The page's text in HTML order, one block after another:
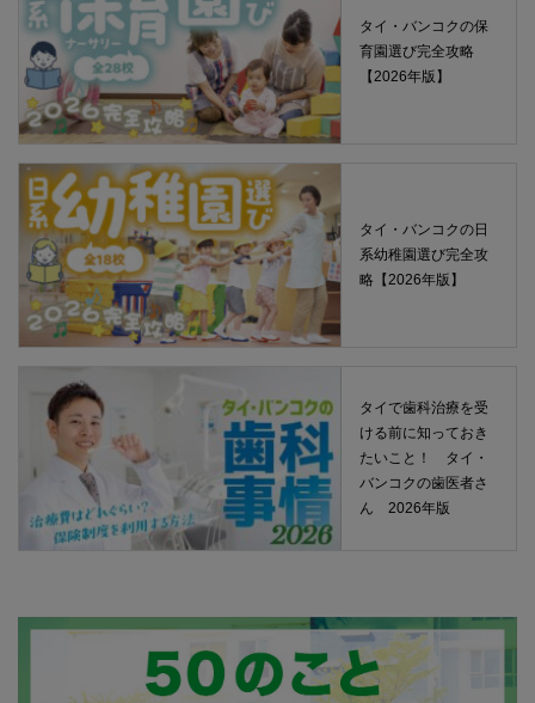
タイ・バンコクの保
育園選び完全攻略
【2026年版】
タイ・バンコクの日
系幼稚園選び完全攻
略【2026年版】
タイで歯科治療を受
ける前に知っておき
たいこと！ タイ・
バンコクの歯医者さ
ん 2026年版